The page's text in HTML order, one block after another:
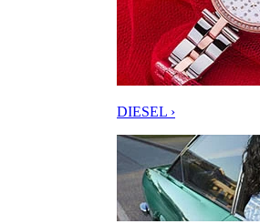
DIESEL ›